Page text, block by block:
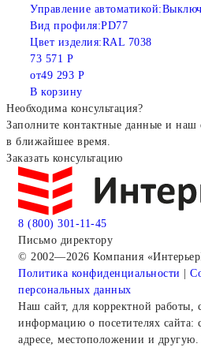
Управление автоматикой:
Вид профиля:PD77
Цвет изделия:RAL 7038
73 571 Р
от49 293 Р
В корзину
Необходима консультация?
Заполните контактные данные и наш
в ближайшее время.
Заказать консультацию
8 (800) 301-11-45
Письмо директору
© 2002—2026 Компания
Политика конфиденциальности |
персональных данных
Наш сайт, для корректной работы,
информацию о посетителях сайта:
адресе, местоположении и